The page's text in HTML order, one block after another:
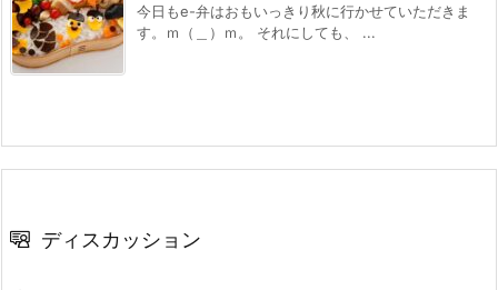
今日もe-弁はおもいっきり秋に行かせていただきま
す。ｍ（＿）ｍ。 それにしても、 ...
ディスカッション